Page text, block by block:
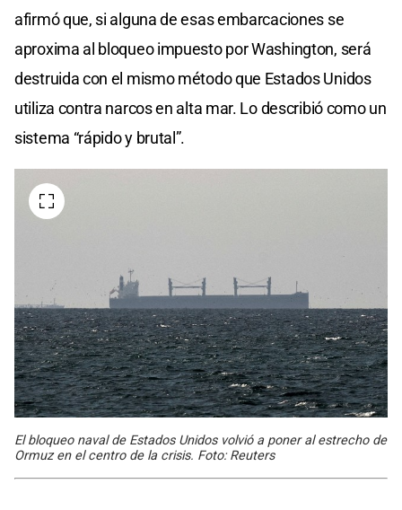
afirmó que, si alguna de esas embarcaciones se
aproxima al bloqueo impuesto por Washington, será
destruida con el mismo método que Estados Unidos
utiliza contra narcos en alta mar. Lo describió como un
sistema “rápido y brutal”.
El bloqueo naval de Estados Unidos volvió a poner al estrecho de
Ormuz en el centro de la crisis. Foto: Reuters